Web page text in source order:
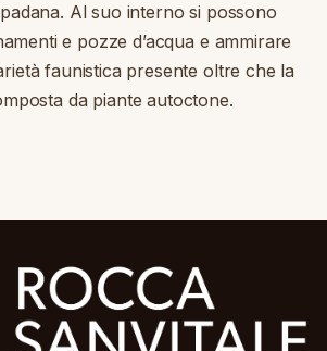
Al suo interno si possono
e pozze d’acqua e ammirare
faunistica presente oltre che la
da piante autoctone.